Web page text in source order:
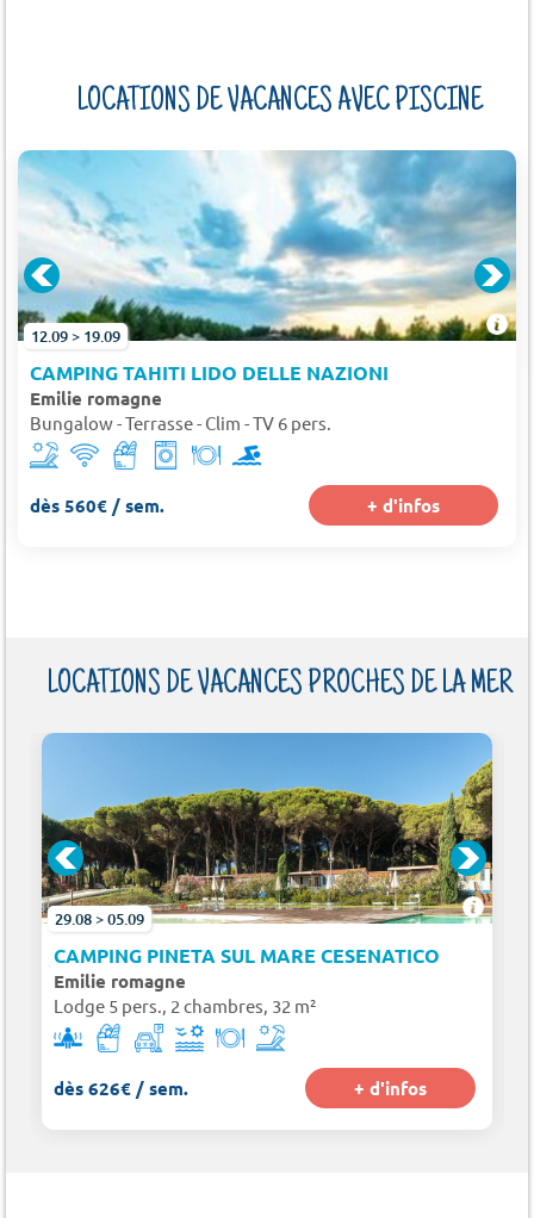
LOCATIONS DE VACANCES AVEC PISCINE
12.09 > 19.09
CAMPING TAHITI LIDO DELLE NAZIONI
Emilie romagne
Bungalow - Terrasse - Clim - TV 6 pers.
dès 560€ / sem. + d'infos
LOCATIONS DE VACANCES PROCHES DE LA MER
29.08 > 05.09
CAMPING PINETA SUL MARE CESENATICO
Emilie romagne
Lodge 5 pers., 2 chambres, 32 m²
dès 626€ / sem. + d'infos